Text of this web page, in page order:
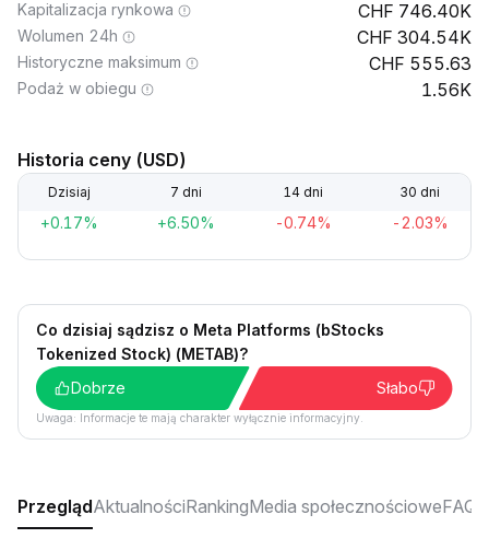
Kapitalizacja rynkowa 746.40K
Wolumen 24h 304.54K
Historyczne maksimum 555.63
Podaż w obiegu 1.56K
Historia ceny (USD)
Dzisiaj 7 dni 14 dni 30 dni
+0.17% +6.50% -0.74% -2.03%
Co dzisiaj sądzisz o Meta Platforms (bStocks
Tokenized Stock) (METAB)?
Dobrze
Słabo
Uwaga: Informacje te mają charakter wyłącznie informacyjny.
PrzeglądAktualnościRankingMedia społecznościoweFAQ